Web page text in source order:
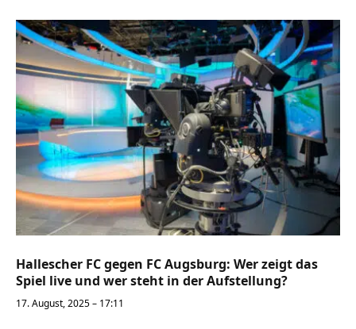
Hallescher FC gegen FC Augsburg: Wer zeigt das
Spiel live und wer steht in der Aufstellung?
17. August, 2025 – 17:11